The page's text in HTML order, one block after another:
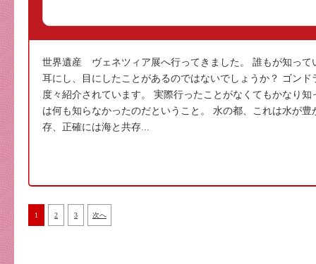
世界遺産 ヴェネツィア展へ行ってきました。 誰もが知って
耳にし、目にしたことがあるのではないでしょうか？ ゴン
度々紹介されています。 実際行ったことがなくてもかなり
は何も知らなかったのだということ。 水の都、これは水が
存、正確には海と共存...
1 2 3 次へ